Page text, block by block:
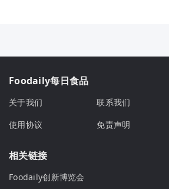
Foodaily每日食品
关于我们 联系我们
使用协议
免责声明
相关链接
Foodaily创新博览会